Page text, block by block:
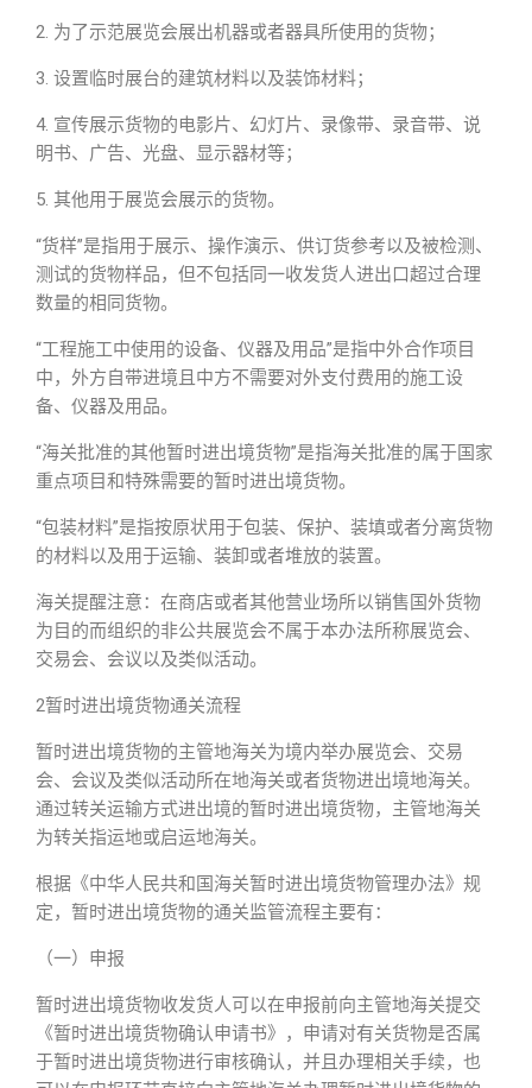
2. 为了示范展览会展出机器或者器具所使用的货物；
3. 设置临时展台的建筑材料以及装饰材料；
4. 宣传展示货物的电影片、幻灯片、录像带、录音带、说
明书、广告、光盘、显示器材等；
5. 其他用于展览会展示的货物。
“货样”是指用于展示、操作演示、供订货参考以及被检测、
测试的货物样品，但不包括同一收发货人进出口超过合理
数量的相同货物。
“工程施工中使用的设备、仪器及用品”是指中外合作项目
中，外方自带进境且中方不需要对外支付费用的施工设
备、仪器及用品。
“海关批准的其他暂时进出境货物”是指海关批准的属于国家
重点项目和特殊需要的暂时进出境货物。
“包装材料”是指按原状用于包装、保护、装填或者分离货物
的材料以及用于运输、装卸或者堆放的装置。
海关提醒注意：在商店或者其他营业场所以销售国外货物
为目的而组织的非公共展览会不属于本办法所称展览会、
交易会、会议以及类似活动。
2暂时进出境货物通关流程
暂时进出境货物的主管地海关为境内举办展览会、交易
会、会议及类似活动所在地海关或者货物进出境地海关。
通过转关运输方式进出境的暂时进出境货物，主管地海关
为转关指运地或启运地海关。
根据《中华人民共和国海关暂时进出境货物管理办法》规
定，暂时进出境货物的通关监管流程主要有：
（一）申报
暂时进出境货物收发货人可以在申报前向主管地海关提交
《暂时进出境货物确认申请书》，申请对有关货物是否属
于暂时进出境货物进行审核确认，并且办理相关手续，也